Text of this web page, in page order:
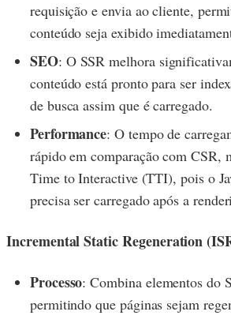
requisição e envia ao cliente,
conteúdo seja exibido
SEO: O SSR melhora
conteúdo está pronto para ser
de busca assim que é carregado.
Performance: O tempo de
rápido em comparação com CSR,
Time to Interactive (TTI), pois o
precisa ser carregado após a
Incremental Static Regeneration
Processo: Combina elementos do
permitindo que páginas sejam